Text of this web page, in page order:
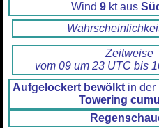
Wind 9 kt aus
Zeitweise
vom 09 um 23 UTC bis
Aufgelockert bewölkt in der
Towering